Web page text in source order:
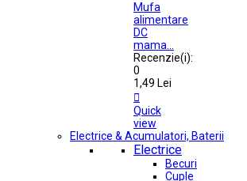
Mufa
alimentare
DC
mama...
Recenzie(i):
0
1,49 Lei

Quick
view
Electrice & Acumulatori, Baterii
Electrice
Becuri
Cuple